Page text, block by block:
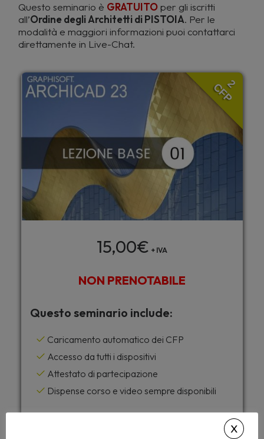
Questo seminario è GRATUITOper gli iscritti
all’Ordine degli Architetti di PISTOIA. Per le
modalità e maggiori informazioni puoi contattarci
direttamente in Live-Chat.
2
CFP
15,00€ + IVA
NON PRENOTABILE
Questo seminario include:
Caricamento automatico dei CFP
Accesso da tutti i dispositivi
Attestato di partecipazione
Dispense corso e video sempre disponibili